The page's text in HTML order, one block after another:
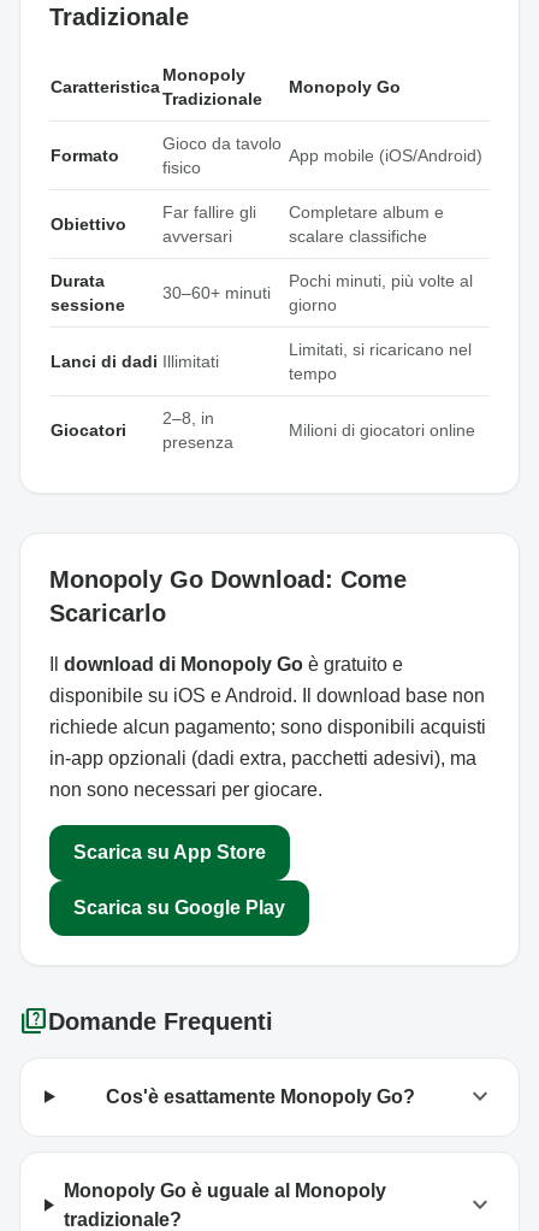
Tradizionale
Caratteristica
Monopoly
Tradizionale
Monopoly Go
Formato
Gioco da tavolo
fisico
App mobile (iOS/Android)
Obiettivo
Far fallire gli
avversari
Completare album e
scalare classifiche
Durata
sessione
30–60+ minuti
Pochi minuti, più volte al
giorno
Lanci di dadi Illimitati
Limitati, si ricaricano nel
tempo
Giocatori
2–8, in
presenza
Milioni di giocatori online
Monopoly Go Download: Come
Scaricarlo
download di Monopoly Go è gratuito e
disponibile su iOS e Android. Il download base non
richiede alcun pagamento; sono disponibili acquisti
in-app opzionali (dadi extra, pacchetti adesivi), ma
non sono necessari per giocare.
Scarica su App Store
Scarica su Google Play
quizDomande Frequenti
Cos'è esattamente Monopoly Go? expand_more
Monopoly Go è uguale al Monopoly
tradizionale?
expand_more